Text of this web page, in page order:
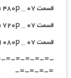
قسمت ۰۷ _ ۴۸۰p : | لینک مستقیم | هاردساب فارسی
قسمت ۰۷ _ ۷۲۰p : | لینک مستقیم | هاردساب فارسی
قسمت ۰۷ _ ۱۰۸۰p : | لینک مستقیم | هاردساب فارسی
=-=-=-=-=-
=-=-=-=-